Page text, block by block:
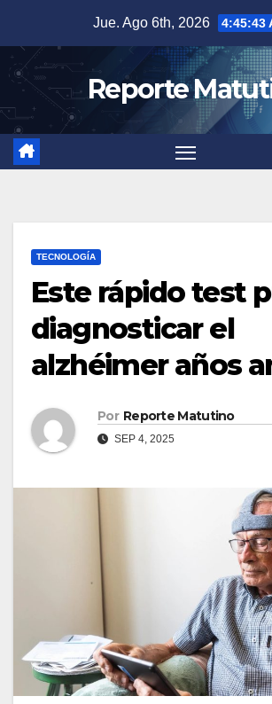
contenido
Jue. Ago 6th, 2026 4:45:44
Reporte
TECNOLOGÍA
Este rápido test
diagnosticar el
alzhéimer años
Por Reporte Matutino
SEP 4, 2025